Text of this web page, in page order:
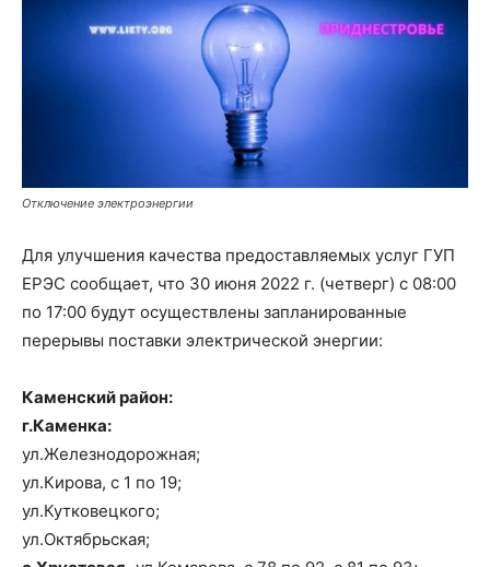
Отключение электроэнергии
Для улучшения качества предоставляемых услуг ГУП
ЕРЭС сообщает, что 30 июня 2022 г. (четверг) с 08:00
по 17:00 будут осуществлены запланированные
перерывы поставки электрической энергии:
Каменский район:
г.Каменка:
ул.Железнодорожная;
ул.Кирова, с 1 по 19;
ул.Кутковецкого;
ул.Октябрьская;